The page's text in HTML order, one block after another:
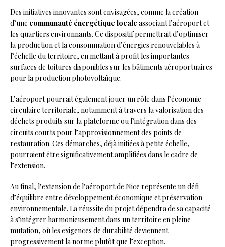
Des initiatives innovantes sont envisagées, comme la création
d’une communauté énergétique locale associant l’aéroport et
les quartiers environnants. Ce dispositif permettrait d’optimiser
la production et la consommation d’énergies renouvelables à
l’échelle du territoire, en mettant à profit les importantes
surfaces de toitures disponibles sur les bâtiments aéroportuaires
pour la production photovoltaïque.
L’aéroport pourrait également jouer un rôle dans l’économie
circulaire territoriale, notamment à travers la valorisation des
déchets produits sur la plateforme ou l’intégration dans des
circuits courts pour l’approvisionnement des points de
restauration. Ces démarches, déjà initiées à petite échelle,
pourraient être significativement amplifiées dans le cadre de
l’extension.
Au final, l’extension de l’aéroport de Nice représente un défi
d’équilibre entre développement économique et préservation
environnementale. La réussite du projet dépendra de sa capacité
à s’intégrer harmonieusement dans un territoire en pleine
mutation, où les exigences de durabilité deviennent
progressivement la norme plutôt que l’exception.